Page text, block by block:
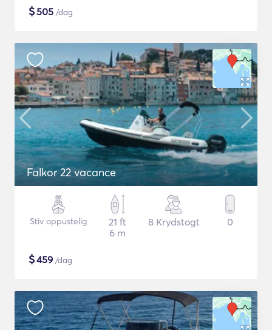
$505 /dag
Falkor 22 vacance
Stiv oppustelig
21 ft
6 m
8 Krydstogt 0
$459 /dag